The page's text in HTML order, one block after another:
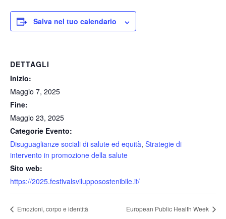
Salva nel tuo calendario
DETTAGLI
Inizio:
Maggio 7, 2025
Fine:
Maggio 23, 2025
Categorie Evento:
Disuguaglianze sociali di salute ed equità, Strategie di
intervento in promozione della salute
Sito web:
https://2025.festivalsvilupposostenibile.it/
Emozioni, corpo e identità European Public Health Week